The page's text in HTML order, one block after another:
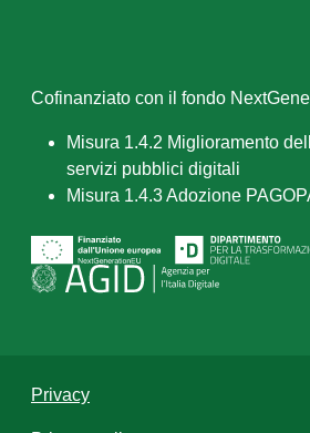
Cofinanziato con il fondo
Misura 1.4.2 Miglioramento
servizi pubblici digitali
Misura 1.4.3 Adozione
Privacy